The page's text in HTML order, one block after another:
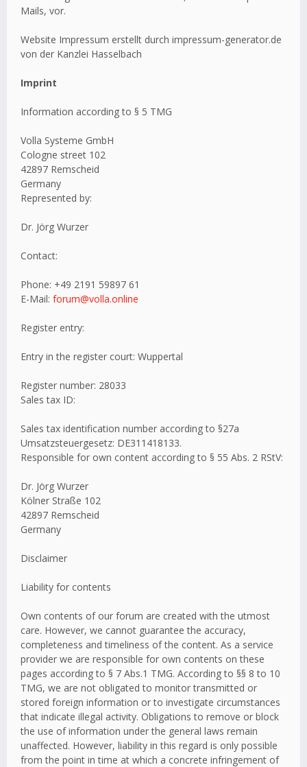
Mails, vor.
Website Impressum erstellt durch impressum-generator.de
von der Kanzlei Hasselbach
Imprint
Information according to § 5 TMG
Volla Systeme GmbH
Cologne street 102
42897 Remscheid
Germany
Represented by:
Dr. Jörg Wurzer
Contact:
Phone: +49 2191 59897 61
E-Mail: forum@volla.online
Register entry:
Entry in the register court: Wuppertal
Register number: 28033
Sales tax ID:
Sales tax identification number according to §27a
Umsatzsteuergesetz: DE311418133.
Responsible for own content according to § 55 Abs. 2 RStV:
Dr. Jörg Wurzer
Kölner Straße 102
42897 Remscheid
Germany
Disclaimer
Liability for contents
Own contents of our forum are created with the utmost
care. However, we cannot guarantee the accuracy,
completeness and timeliness of the content. As a service
provider we are responsible for own contents on these
pages according to § 7 Abs.1 TMG. According to §§ 8 to 10
TMG, we are not obligated to monitor transmitted or
stored foreign information or to investigate circumstances
that indicate illegal activity. Obligations to remove or block
the use of information under the general laws remain
unaffected. However, liability in this regard is only possible
from the point in time at which a concrete infringement of